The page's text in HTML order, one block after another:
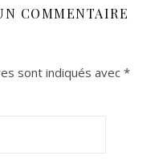
COMMENTAIRE
sont indiqués avec*